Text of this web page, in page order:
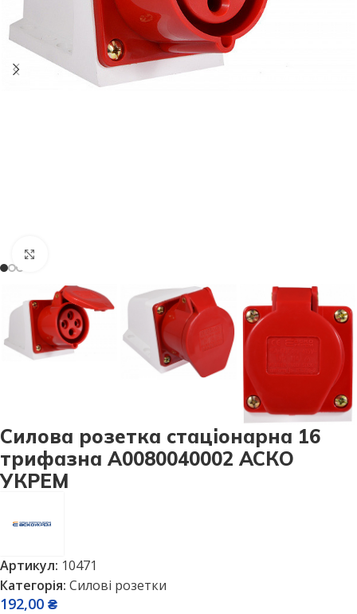
Силова розетка стаціонарна 16
трифазна A0080040002 АСКО
УКРЕМ
Артикул: 10471
Категорія: Силові розетки
192,00 ₴